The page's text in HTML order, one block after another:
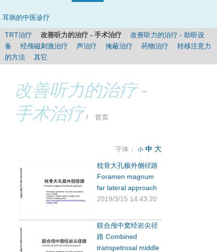
注意耳鸣，成功的状态是当耳鸣和音乐同时存在时，你只听到了音乐的声
音，处于无耳鸣状态（详见音乐治疗）。
时间：3次/天（睡前一次最重要），多于30分钟/次，1-3个月。
耳病的中医诊疗
TRT治疗 改善听力的治疗 - 手术治疗
改善听力的治疗 - 助听设
备
经颅磁刺激治疗 声治疗 掩蔽治疗 药物治疗
转移注意力
的方法
其它
改善听力的治疗 -
手术治疗 / 首页
字体： 小 中 大
枕骨大孔极外侧径路
Foramen magnum
far lateral approach
2019/3/15 14:43:20
联合颅中窝经岩尖径
路 Combined
transpetrosal middle